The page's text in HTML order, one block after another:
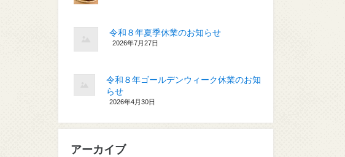
令和８年夏季休業のお知らせ
2026年7月27日
令和８年ゴールデンウィーク休業のお知
らせ
2026年4月30日
アーカイブ